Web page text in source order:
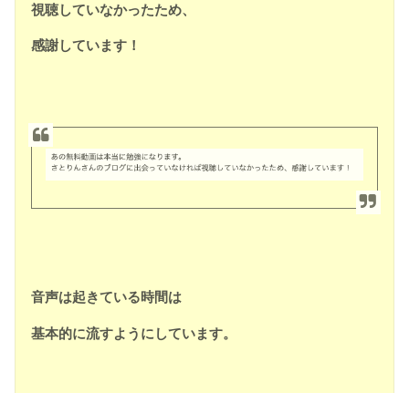
視聴していなかったため、
感謝しています！
音声は起きている時間は
基本的に流すようにしています。